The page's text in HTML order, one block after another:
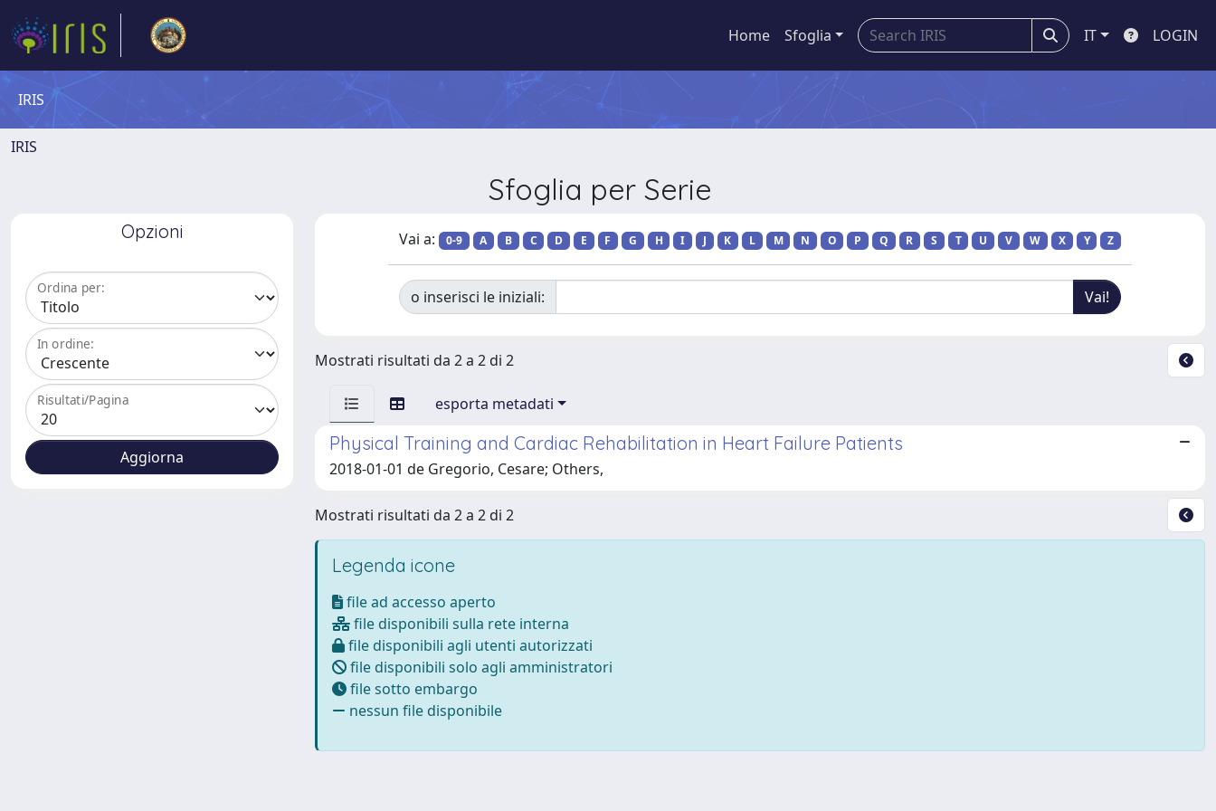
Home Sfoglia IT LOGIN
IRIS
IRIS
Sfoglia per Serie
Opzioni
Ordina per:
In ordine:
Risultati/Pagina
Vai a: 0-9 A B C D E F G H I J K L M N O P Q R S T U V W X Y Z
o inserisci le iniziali:
Mostrati risultati da 2 a 2 di 2
esporta metadati
Physical Training and Cardiac Rehabilitation in Heart Failure Patients
2018-01-01 de Gregorio, Cesare; Others,
Mostrati risultati da 2 a 2 di 2
Legenda icone
file ad accesso aperto
file disponibili sulla rete interna
file disponibili agli utenti autorizzati
file disponibili solo agli amministratori
file sotto embargo
nessun file disponibile